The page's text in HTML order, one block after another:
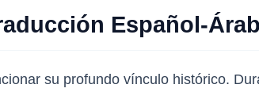
Español-
su profundo vínculo histórico.